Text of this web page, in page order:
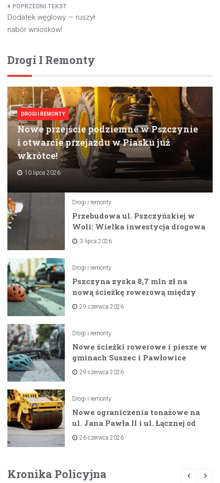
Nawigacja
wpisu
Dodatek węglowy — ruszył
nabór wniosków!
Drogi I Remonty
DROGI I REMONTY
Nowe przejście podziemne w Pszczynie
i otwarcie przejazdu w Piasku już
wkrótce!
10 lipca 2026
Drogi i remonty
Przebudowa ul. Pszczyńskiej w
Woli: Wielka inwestycja drogowa
na horyzoncie
3 lipca 2026
Drogi i remonty
Pszczyna zyska 8,7 mln zł na
nową ścieżkę rowerową między
zaporami
29 czerwca 2026
Drogi i remonty
Nowe ścieżki rowerowe i piesze w
gminach Suszec i Pawłowice
dzięki unijnemu wsparciu
29 czerwca 2026
Drogi i remonty
Nowe ograniczenia tonażowe na
ul. Jana Pawła II i ul. Łącznej od
lipca 2026 roku
26 czerwca 2026
Kronika Policyjna